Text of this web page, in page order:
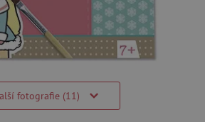
fotografie (11)